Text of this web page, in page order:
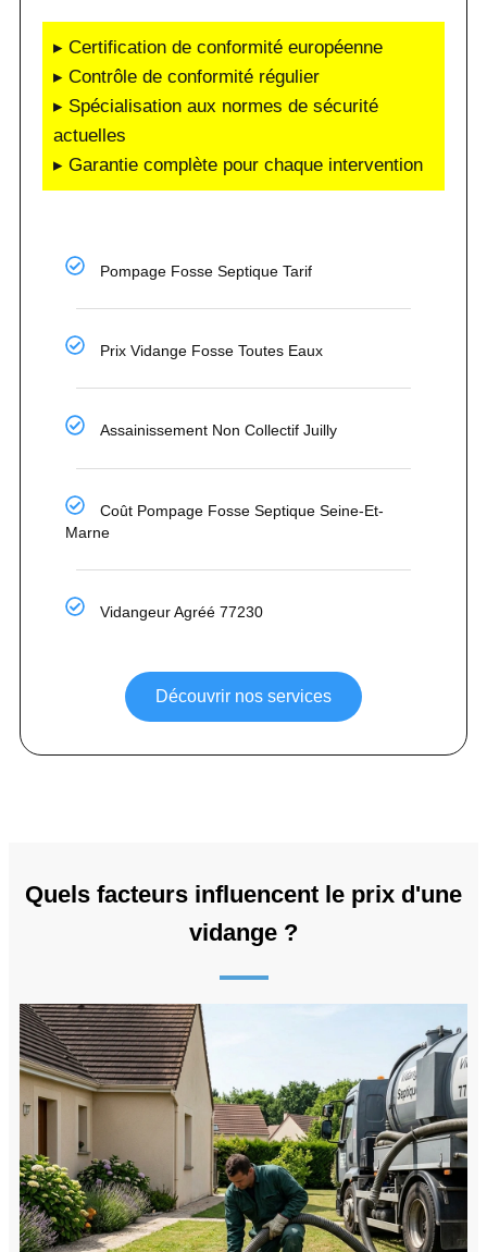
▸ Certification de conformité européenne
▸ Contrôle de conformité régulier
▸ Spécialisation aux normes de sécurité
actuelles
▸ Garantie complète pour chaque intervention
Pompage Fosse Septique Tarif
Prix Vidange Fosse Toutes Eaux
Assainissement Non Collectif Juilly
Coût Pompage Fosse Septique Seine-Et-
Marne
Vidangeur Agréé 77230
Découvrir nos services
Quels facteurs influencent le prix d'une
vidange ?